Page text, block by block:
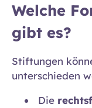
Welche
gibt es?
Stiftungen
unterschieden
Die